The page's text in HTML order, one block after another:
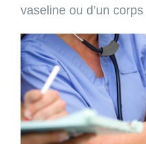
vaseline ou d’un